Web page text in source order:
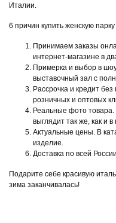
Италии.
6 причин купить женскую
Принимаем заказы
интернет-магазине в
Примерка и выбор в
выставочный зал с
Рассрочка и кредит
розничных и оптовых
Реальные фото
выглядит так же, как и в
Актуальные цены. В
изделие.
Доставка по всей
Подарите себе красивую
зима заканчивалась!